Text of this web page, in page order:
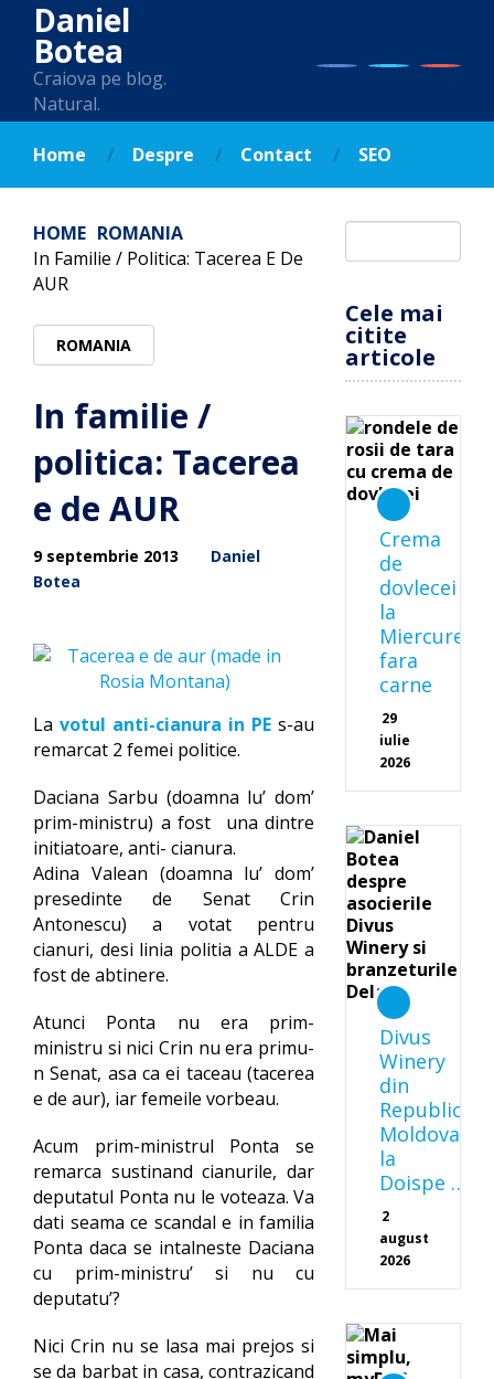
Daniel
Botea
Craiova pe blog.
Natural.
Home Despre Contact SEO
HOME ROMANIA
In Familie / Politica: Tacerea E De
AUR
ROMANIA
In familie /
politica: Tacerea
e de AUR
9 septembrie 2013
Daniel
Botea
Lavotul anti-cianura in PE s-au
remarcat 2 femei politice.
Daciana Sarbu (doamna lu’ dom’
prim-ministru) a fost una dintre
initiatoare, anti- cianura.
Adina Valean (doamna lu’ dom’
presedinte de Senat Crin
Antonescu) a votat pentru
cianuri, desi linia politia a ALDE a
fost de abtinere.
Atunci Ponta nu era prim-
ministru si nici Crin nu era primu-
n Senat, asa ca ei taceau (tacerea
e de aur), iar femeile vorbeau.
Acum prim-ministrul Ponta se
remarca sustinand cianurile, dar
deputatul Ponta nu le voteaza. Va
dati seama ce scandal e in familia
Ponta daca se intalneste Daciana
cu prim-ministru’ si nu cu
deputatu’?
Nici Crin nu se lasa mai prejos si
se da barbat in casa, contrazicand
Cele mai
citite
articole
Crema
de
dovlecei
la
Miercurea
fara
carne
29
iulie
2026
Divus
Winery
din
Republica
Moldova
la
Doispe …
2
august
2026